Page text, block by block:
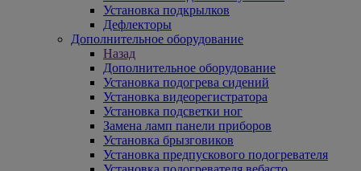
Установка подкрылков
Дефлекторы
Дополнительное оборудование
Назад
Дополнительное оборудование
Установка подогрева сидений
Установка видеорегистратора
Установка подсветки ног
Замена ламп панели приборов
Установка брызговиков
Установка предпускового подогревателя